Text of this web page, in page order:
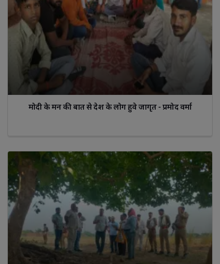
मोदी के मन की बात से देश के लोग हुवे जागृत - प्रमोद वर्मा